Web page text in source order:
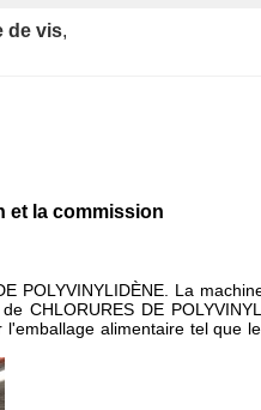
de vis,
et la commission
POLYVINYLIDÈNE. La
CHLORURES DE
alimentaire tel que